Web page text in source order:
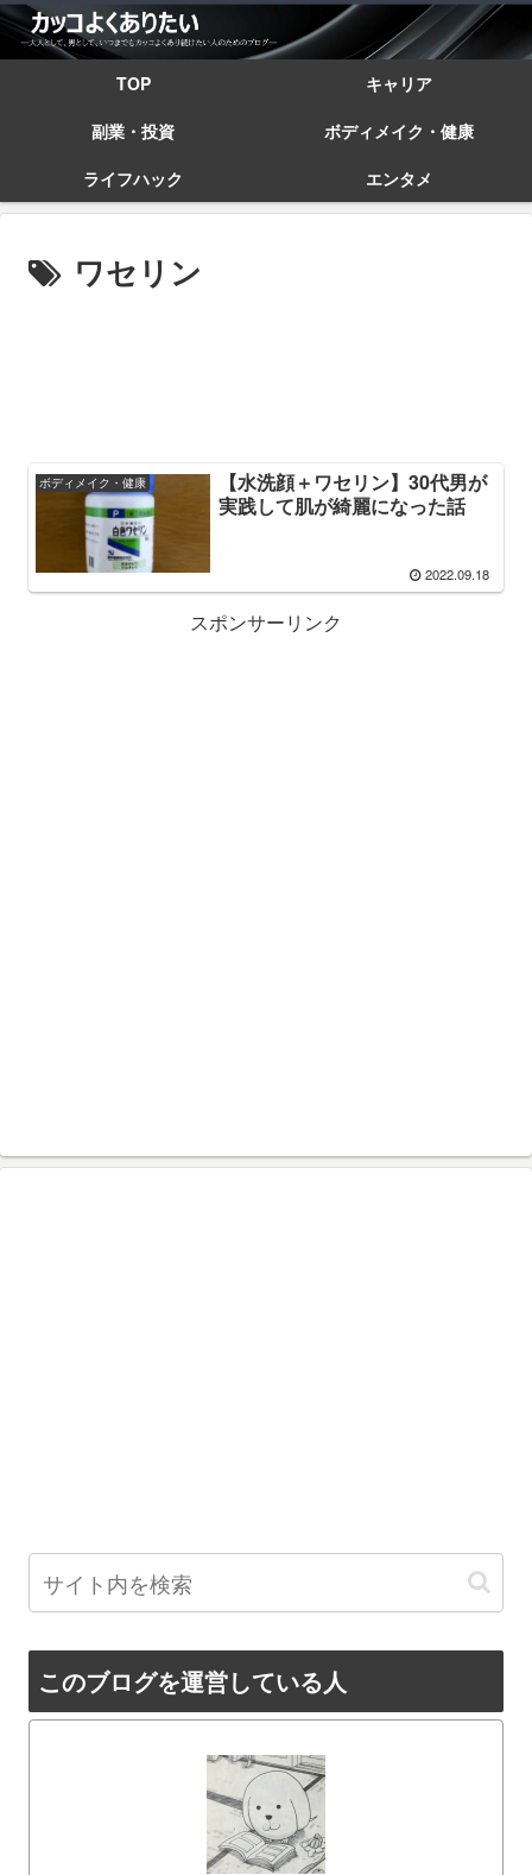
TOP
キャリア
副業・投資
ボディメイク・健康
ライフハック
エンタメ
ワセリン
ボディメイク・健康
【水洗顔＋ワセリン】30代男が
実践して肌が綺麗になった話
2022.09.18
スポンサーリンク
このブログを運営している人